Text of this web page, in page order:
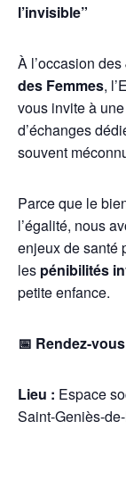
l’invisible”
À l’occasion des
des Femmes,
vous invite à
d’échanges
souvent
Parce que le
l’égalité, nous
enjeux de santé
les pénibilités
petite enfance.
📅 Rendez-
Lieu : Espace
Saint-Geniès-